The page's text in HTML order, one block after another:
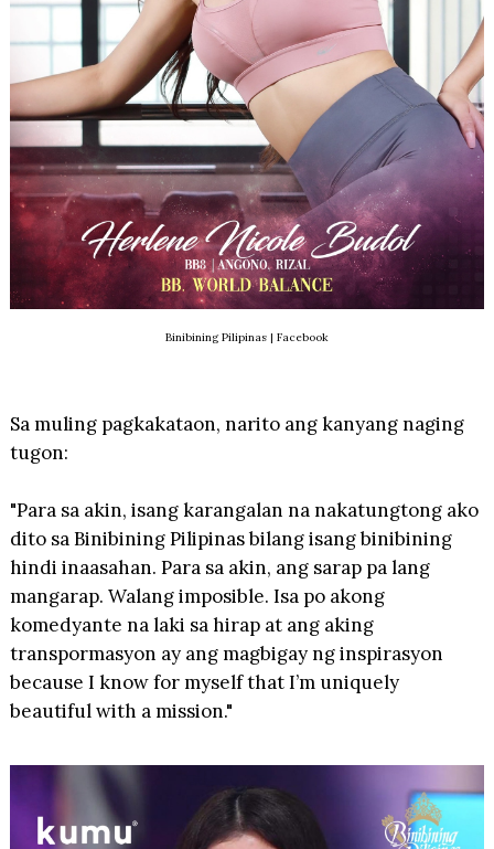
Binibining Pilipinas | Facebook
Sa muling pagkakataon, narito ang kanyang naging
tugon:
"Para sa akin, isang karangalan na nakatungtong ako
dito sa Binibining Pilipinas bilang isang binibining
hindi inaasahan. Para sa akin, ang sarap pa lang
mangarap. Walang imposible. Isa po akong
komedyante na laki sa hirap at ang aking
transpormasyon ay ang magbigay ng inspirasyon
because I know for myself that I’m uniquely
beautiful with a mission."